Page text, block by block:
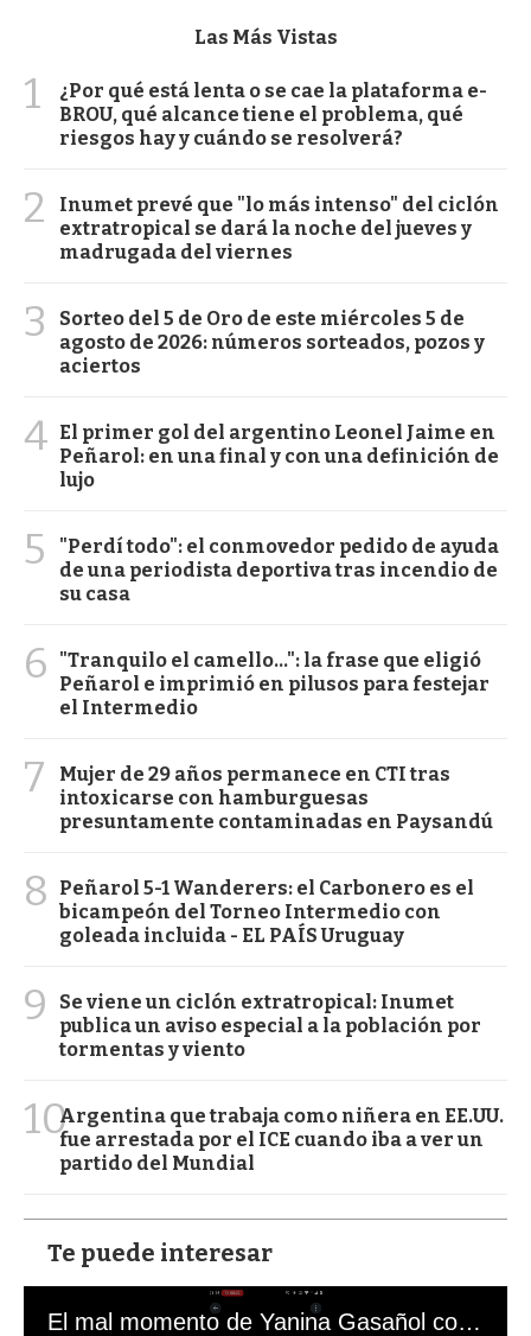
Las Más Vistas
1
¿Por qué está lenta o se cae la plataforma e-
BROU, qué alcance tiene el problema, qué
riesgos hay y cuándo se resolverá?
2
Inumet prevé que "lo más intenso" del ciclón
extratropical se dará la noche del jueves y
madrugada del viernes
3
Sorteo del 5 de Oro de este miércoles 5 de
agosto de 2026: números sorteados, pozos y
aciertos
4 El primer gol del argentino Leonel Jaime en
Peñarol: en una final y con una definición de
lujo
5
"Perdí todo": el conmovedor pedido de ayuda
de una periodista deportiva tras incendio de
su casa
6
"Tranquilo el camello...": la frase que eligió
Peñarol e imprimió en pilusos para festejar
el Intermedio
7
Mujer de 29 años permanece en CTI tras
intoxicarse con hamburguesas
presuntamente contaminadas en Paysandú
8
Peñarol 5-1 Wanderers: el Carbonero es el
bicampeón del Torneo Intermedio con
goleada incluida - EL PAÍS Uruguay
9
Se viene un ciclón extratropical: Inumet
publica un aviso especial a la población por
tormentas y viento
10Argentina que trabaja como niñera en EE.UU.
fue arrestada por el ICE cuando iba a ver un
partido del Mundial
Te puede interesar
El mal momento de Yanina Gasañol con un hincha argentino en "Subrayado"